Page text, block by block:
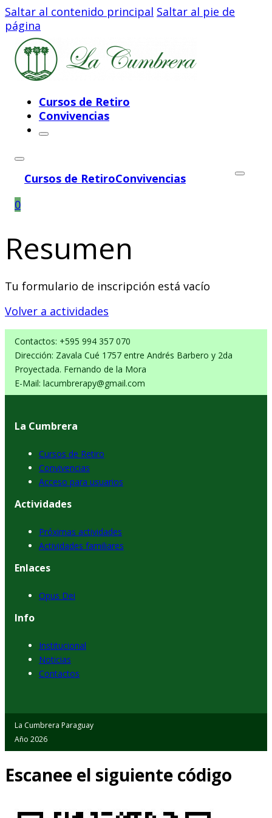
Saltar al contenido principal Saltar al pie de
página
Cursos de Retiro
Convivencias
Cursos de RetiroConvivencias
0
Resumen
Tu formulario de inscripción está vacío
Volver a actividades
Contactos: +595 994 357 070
Dirección: Zavala Cué 1757 entre Andrés Barbero y 2da
Proyectada. Fernando de la Mora
E-Mail: lacumbrerapy@gmail.com
La Cumbrera
Cursos de Retiro
Convivencias
Acceso para usuarios
Actividades
Próximas actividades
Actividades familiares
Enlaces
Opus Dei
Info
Institucional
Noticias
Contactos
La Cumbrera Paraguay
Año 2026
Escanee el siguiente código